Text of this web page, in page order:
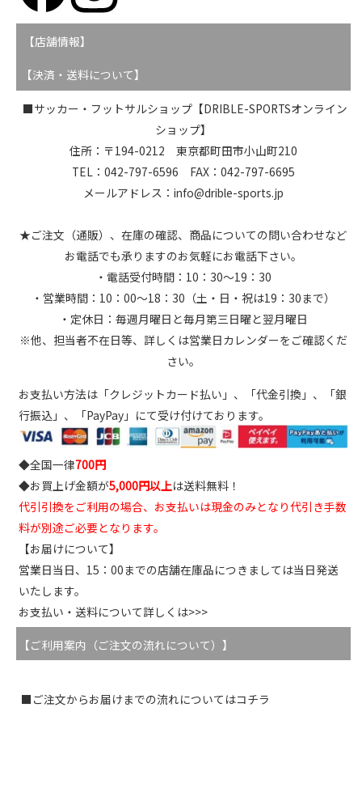
【店舗情報】
【決済・送料について】
■サッカー・フットサルショップ【DRIBLE-SPORTSオンライン
ショップ】
住所：〒194-0212 東京都町田市小山町210
TEL：042-797-6596 FAX：042-797-6695
メールアドレス：info@drible-sports.jp
★ご注文（通販）、在庫の確認、商品についての問い合わせなど
お電話でも承りますのお気軽にお電話下さい。
・電話受付時間：10：30～19：30
・営業時間：10：00～18：30（土・日・祝は19：30まで）
・定休日：毎週月曜日と毎月第三日曜と翌月曜日
※他、担当者不在日等、詳しくは営業日カレンダーをご確認くだ
さい。
お支払い方法は「クレジットカード払い」、「代金引換」、「銀
行振込」、「PayPay」にて受け付けております。
◆全国一律700円
◆お買上げ金額が5,000円以上は送料無料！
代引引換をご利用の場合、お支払いは現金のみとなり代引き手数
料が別途ご必要となります。
【お届けについて】
営業日当日、15：00までの店舗在庫品につきましては当日発送
いたします。
お支払い・送料について詳しくは>>>
【ご利用案内（ご注文の流れについて）】
■ご注文からお届けまでの流れについてはコチラ